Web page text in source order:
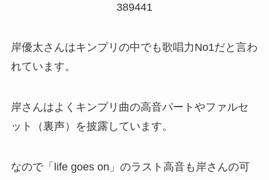
389441
岸優太さんはキンプリの中でも歌唱力No1だと言わ
れています。
岸さんはよくキンプリ曲の高音パートやファルセ
ット（裏声）を披露しています。
なので「life goes on」のラスト高音も岸さんの可